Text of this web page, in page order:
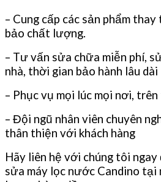
– Cung cấp các sản phẩm
bảo chất lượng.
– Tư vấn sửa chữa miễn phí,
nhà, thời gian bảo hành lâu dài
– Phục vụ mọi lúc mọi nơi,
– Đội ngũ nhân viên chuyên
thân thiện với khách hàng
Hãy liên hệ với chúng tôi
sửa máy lọc nước Candino tại